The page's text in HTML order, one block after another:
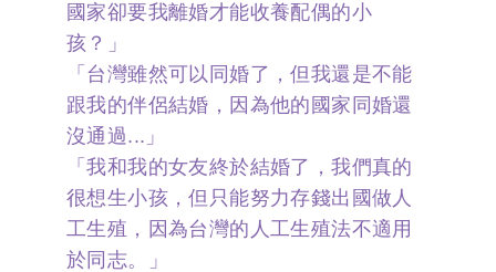
國家卻要我離婚才能收養配偶的小
孩？」
「台灣雖然可以同婚了，但我還是不能
跟我的伴侶結婚，因為他的國家同婚還
沒通過...」
「我和我的女友終於結婚了，我們真的
很想生小孩，但只能努力存錢出國做人
工生殖，因為台灣的人工生殖法不適用
於同志。」